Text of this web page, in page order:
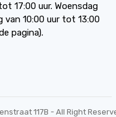
17:00 uur. Woensdag
van 10:00 uur tot 13:00
pagina).
117B - All Right